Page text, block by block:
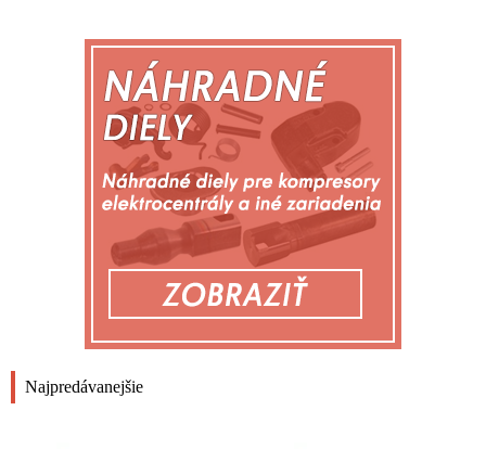
Najpredávanejšie